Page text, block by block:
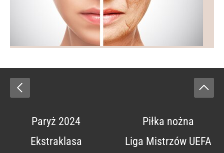
Paryż 2024
Piłka nożna
Ekstraklasa
Liga Mistrzów UEFA